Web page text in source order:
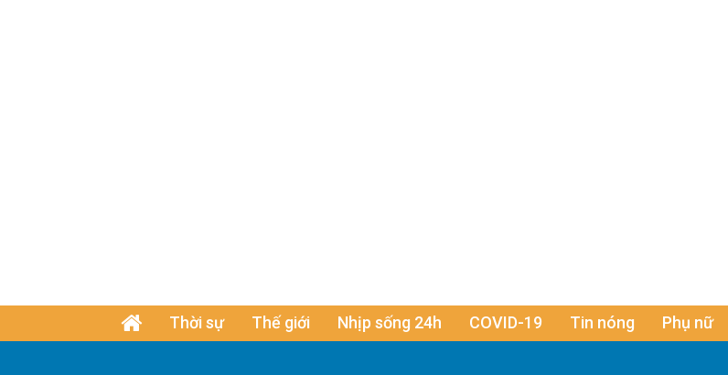
Thời sự Thế giới Nhịp sống 24h COVID-19 Tin nóng Phụ nữ